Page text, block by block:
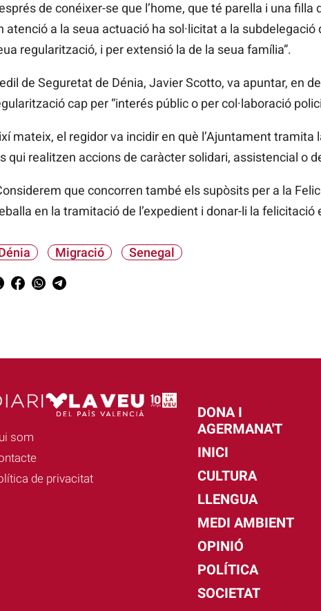
de conéixer-se que l’home, que té parella i una
atenció a la seua actuació ha sol·licitat a la
regularització, i per extensió la de la seua família”.
de Seguretat de Dénia, Javier Scotto, va apuntar, en
cap per “interés públic o per col·laboració
mateix, el regidor va incidir en què l’Ajuntament tramita
qui realitzen accions de caràcter solidari, assistencial o
que concorren també els supòsits per a la
en la tramitació de l’expedient i donar-li la felicitació
Migració Senegal
som
de privacitat
DONA I
AGERMANA'T
INICI
CULTURA
LLENGUA
MEDI AMBIENT
OPINIÓ
POLÍTICA
SOCIETAT